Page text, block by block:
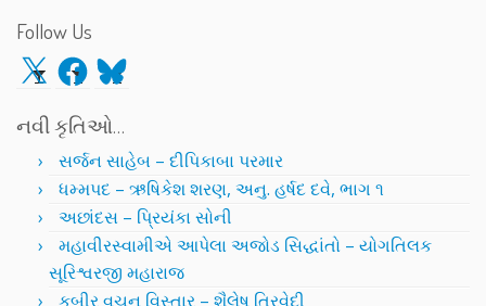
Follow Us
X Facebook
Bluesky
નવી કૃતિઓ…
સર્જન સાહેબ – દીપિકાબા પરમાર
ધમ્મપદ – ઋષિકેશ શરણ, અનુ. હર્ષદ દવે, ભાગ ૧
અછાંદસ – પ્રિયંકા સોની
મહાવીરસ્વામીએ આપેલા અજોડ સિદ્ધાંતો – યોગતિલક
સૂરિશ્વરજી મહારાજ
કબીર વચન વિસ્તાર – શૈલેષ ત્રિવેદી